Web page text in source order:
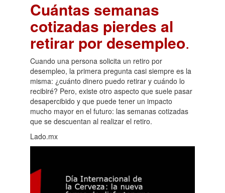
Cuántas semanas
cotizadas pierdes al
retirar por desempleo.
Cuando una persona solicita un retiro por
desempleo, la primera pregunta casi siempre es la
misma: ¿cuánto dinero puedo retirar y cuándo lo
recibiré? Pero, existe otro aspecto que suele pasar
desapercibido y que puede tener un impacto
mucho mayor en el futuro: las semanas cotizadas
que se descuentan al realizar el retiro.
Lado.mx